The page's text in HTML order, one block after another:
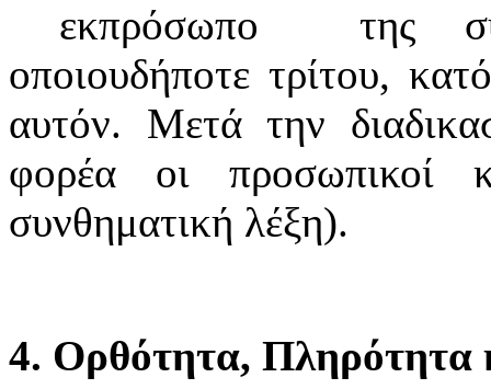
εκπρόσωπο της
οποιουδήποτε τρίτου,
αυτόν. Μετά την
φορέα οι προσωπικοί
συνθηματική λέξη).
4. Ορθότητα, Πληρότητα